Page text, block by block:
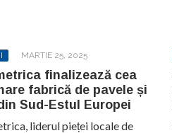
MARTIE 25, 2025
finalizează cea
fabrică de pavele și
Sud-Estul Europei
liderul pieței locale de